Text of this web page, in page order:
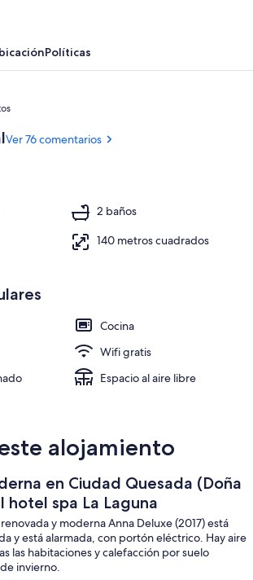
Una piscina al aire libre, una piscina
Políticas
Ver 76 comentarios
2 baños
140 metros cuadrados
Cocina
Wifi gratis
Espacio al aire libre
alojamiento
en Ciudad Quesada (Doña
hotel spa La Laguna
y moderna Anna Deluxe (2017) está
y está alarmada, con portón eléctrico. Hay aire
las habitaciones y calefacción por suelo
invierno.